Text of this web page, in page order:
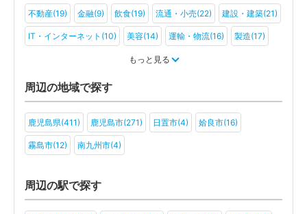
不動産(19) 金融(9) 飲食(19) 流通・小売(22) 建設・建築(21)
IT・インターネット(10) 美容(14) 運輸・物流(16) 製造(17)
旅行・ホテル(6)
アミューズメント・レジャー(12)
医療法人(10) ＮＰＯ法人(5) 学校法人(4) 一般社団法人(4)
その他(6)
もっと見る
周辺の地域で探す
鹿児島県(411) 鹿児島市(271) 日置市(4) 姶良市(16)
霧島市(12) 南九州市(4)
周辺の駅で探す